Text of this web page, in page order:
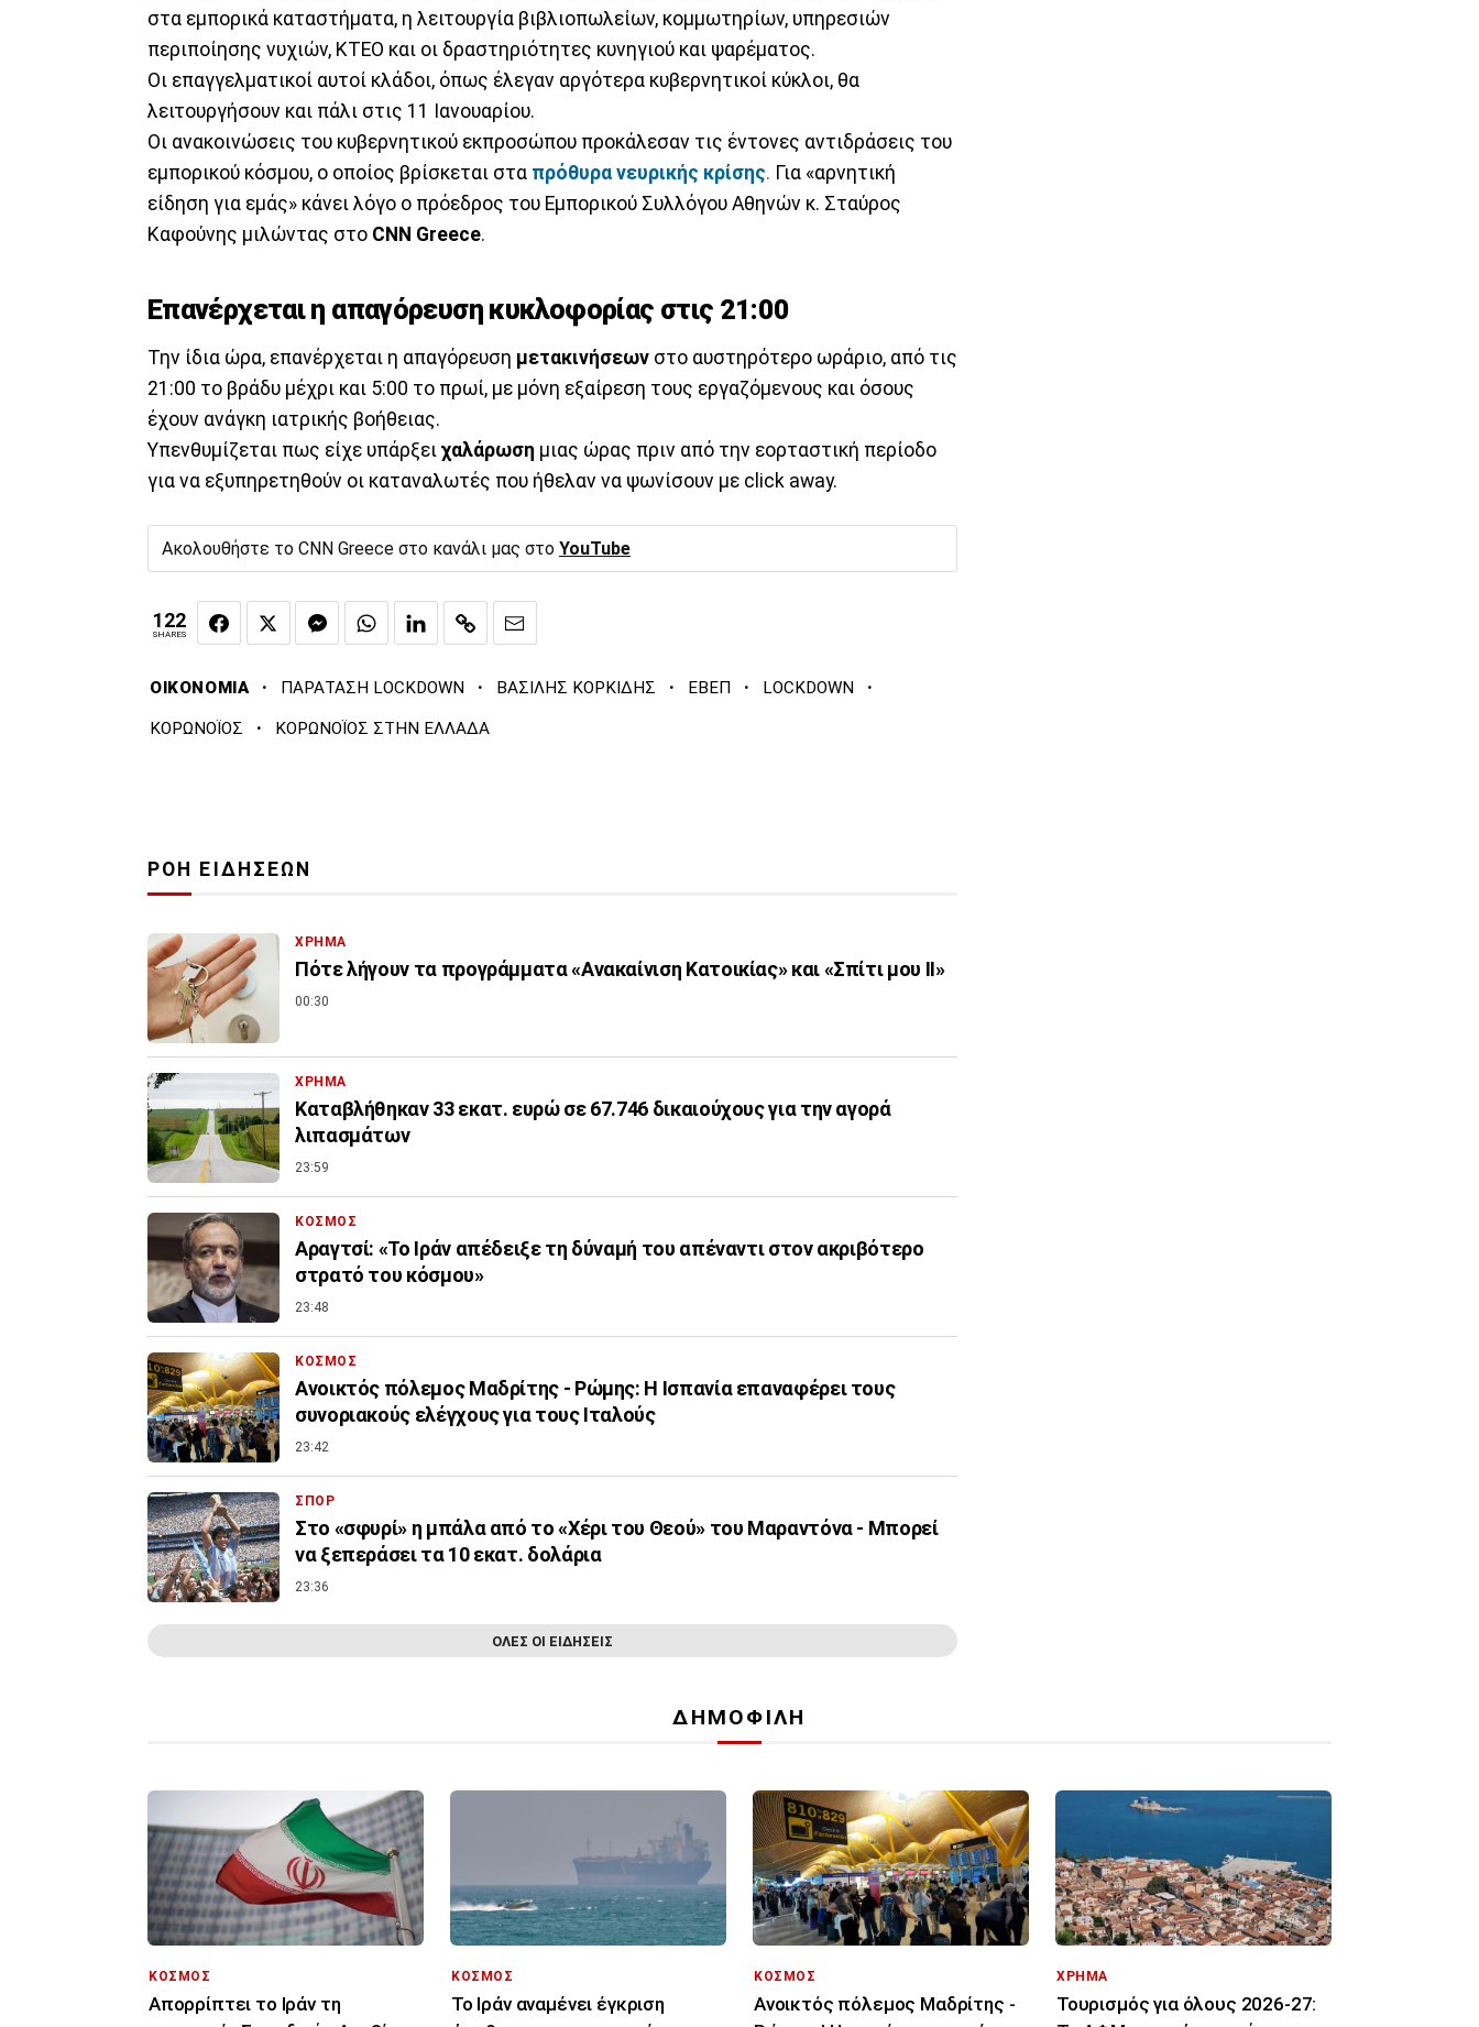
στα εμπορικά καταστήματα, η λειτουργία βιβλιοπωλείων, κομμωτηρίων, υπηρεσιών
περιποίησης νυχιών, ΚΤΕΟ και οι δραστηριότητες κυνηγιού και ψαρέματος.
Οι επαγγελματικοί αυτοί κλάδοι, όπως έλεγαν αργότερα κυβερνητικοί κύκλοι, θα
λειτουργήσουν και πάλι στις 11 Ιανουαρίου.
Οι ανακοινώσεις του κυβερνητικού εκπροσώπου προκάλεσαν τις έντονες αντιδράσεις του
εμπορικού κόσμου, ο οποίος βρίσκεται στα πρόθυρα νευρικής κρίσης. Για «αρνητική
είδηση για εμάς» κάνει λόγο o πρόεδρος του Εμπορικού Συλλόγου Αθηνών κ. Σταύρος
Καφούνης μιλώντας στο CNN Greece.
Επανέρχεται η απαγόρευση κυκλοφορίας στις 21:00
Την ίδια ώρα, επανέρχεται η απαγόρευση μετακινήσεων στο αυστηρότερο ωράριο, από τις
21:00 το βράδυ μέχρι και 5:00 το πρωί, με μόνη εξαίρεση τους εργαζόμενους και όσους
έχουν ανάγκη ιατρικής βοήθειας.
Υπενθυμίζεται πως είχε υπάρξει χαλάρωση μιας ώρας πριν από την εορταστική περίοδο
για να εξυπηρετηθούν οι καταναλωτές που ήθελαν να ψωνίσουν με click away.
Ακολουθήστε το CNN Greece στο κανάλι μας στο YouTube
122
SHARES
ΟΙΚΟΝΟΜΙΑ · ΠΑΡΑΤΑΣΗ LOCKDOWN · ΒΑΣΙΛΗΣ ΚΟΡΚΙΔΗΣ · ΕΒΕΠ · LOCKDOWN ·
ΚΟΡΩΝΟΪΟΣ · ΚΟΡΩΝΟΪΟΣ ΣΤΗΝ ΕΛΛΑΔΑ
ΡΟΗ ΕΙΔΗΣΕΩΝ
ΧΡΗΜΑ
Πότε λήγουν τα προγράμματα «Ανακαίνιση Κατοικίας» και «Σπίτι μου ΙΙ»
00:30
ΧΡΗΜΑ
Καταβλήθηκαν 33 εκατ. ευρώ σε 67.746 δικαιούχους για την αγορά
λιπασμάτων
23:59
ΚΟΣΜΟΣ
Αραγτσί: «Το Ιράν απέδειξε τη δύναμή του απέναντι στον ακριβότερο
στρατό του κόσμου»
23:48
ΚΟΣΜΟΣ
Ανοικτός πόλεμος Μαδρίτης - Ρώμης: Η Ισπανία επαναφέρει τους
συνοριακούς ελέγχους για τους Ιταλούς
23:42
ΣΠΟΡ
Στο «σφυρί» η μπάλα από το «Χέρι του Θεού» του Μαραντόνα - Μπορεί
να ξεπεράσει τα 10 εκατ. δολάρια
23:36
ΟΛΕΣ ΟΙ ΕΙΔΗΣΕΙΣ
ΔΗΜΟΦΙΛΗ
ΚΟΣΜΟΣ
Απορρίπτει το Ιράν τη
ΚΟΣΜΟΣ
Το Ιράν αναμένει έγκριση
ΚΟΣΜΟΣ
Ανοικτός πόλεμος Μαδρίτης -
ΧΡΗΜΑ
Τουρισμός για όλους 2026-27: